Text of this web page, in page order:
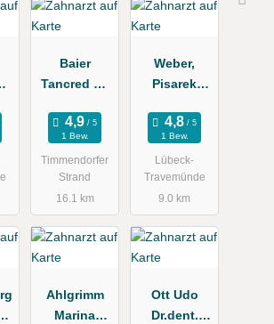
Baier
Tancred Dr.
xis
1 Bew.
Timmendorfer
Strand
16.1 km
Weber,
Pisarek
nt.
1 Bew.
Lübeck-
Travemünde
9.0 km
Ahlgrimm
Marina
Ott Udo
Dr.dent.